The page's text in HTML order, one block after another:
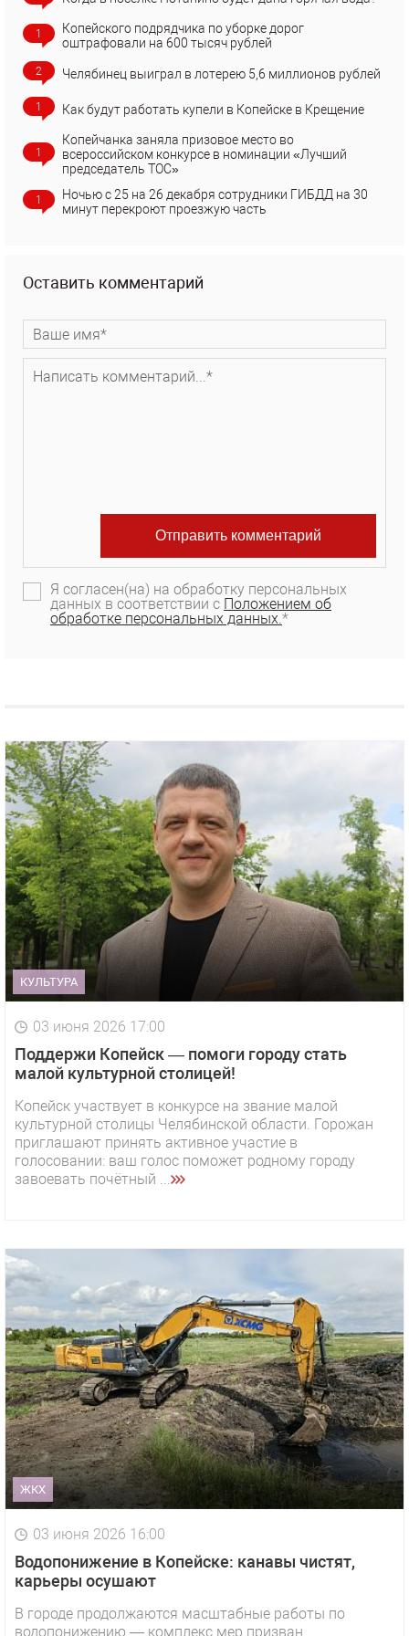
1
Копейского подрядчика по уборке дорог
оштрафовали на 600 тысяч рублей
2 Челябинец выиграл в лотерею 5,6 миллионов рублей
1 Как будут работать купели в Копейске в Крещение
1
Копейчанка заняла призовое место во
всероссийском конкурсе в номинации «Лучший
председатель ТОС»
1
Ночью с 25 на 26 декабря сотрудники ГИБДД на 30
минут перекроют проезжую часть
Оставить комментарий
Я согласен(на) на обработку персональных
данных в соответствии с Положением об
обработке персональных данных.*
КУЛЬТУРА
03 июня 2026 17:00
Поддержи Копейск — помоги городу стать
малой культурной столицей!
Копейск участвует в конкурсе на звание малой
культурной столицы Челябинской области. Горожан
приглашают принять активное участие в
голосовании: ваш голос поможет родному городу
завоевать почётный ...
ЖКХ
03 июня 2026 16:00
Водопонижение в Копейске: канавы чистят,
карьеры осушают
В городе продолжаются масштабные работы по
водопонижению — комплекс мер призван